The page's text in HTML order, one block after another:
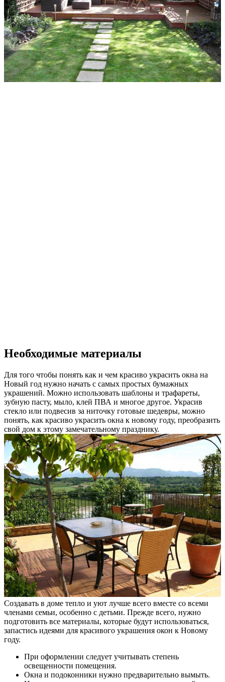
Необходимые материалы
Для того чтобы понять как и чем красиво украсить окна на
Новый год нужно начать с самых простых бумажных
украшений. Можно использовать шаблоны и трафареты,
зубную пасту, мыло, клей ПВА и многое другое. Украсив
стекло или подвесив за ниточку готовые шедевры, можно
понять, как красиво украсить окна к новому году, преобразить
свой дом к этому замечательному празднику.
Создавать в доме тепло и уют лучше всего вместе со всеми
членами семьи, особенно с детьми. Прежде всего, нужно
подготовить все материалы, которые будут использоваться,
запастись идеями для красивого украшения окон к Новому
году.
При оформлении следует учитывать степень
освещенности помещения.
Окна и подоконники нужно предварительно вымыть.